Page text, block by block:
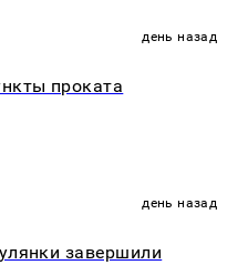
день назад
проката
день назад
завершили